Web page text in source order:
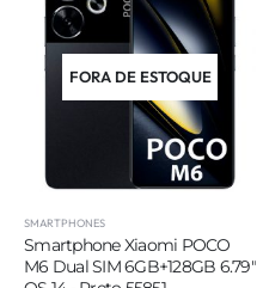
FORA DE ESTOQUE
SMARTPHONES
Smartphone Xiaomi POCO
M6 Dual SIM 6GB+128GB 6.79″